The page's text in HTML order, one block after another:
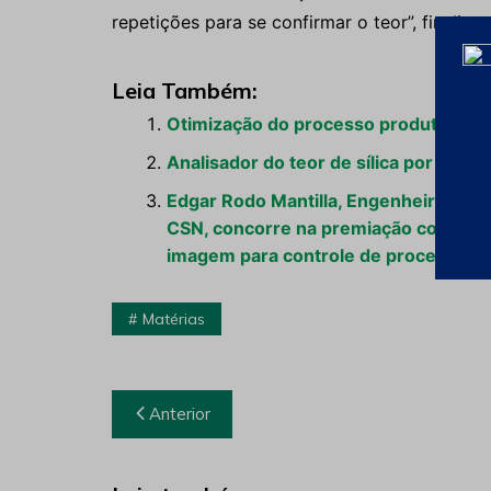
repetições para se confirmar o teor”, finaliza.
Leia Também:
Otimização do processo produtivo
Analisador do teor de sílica por
Edgar Rodo Mantilla, Engenheiro de
CSN, concorre na premiação com o
imagem para controle de processo”.
Matérias
Navegação
de
Anterior